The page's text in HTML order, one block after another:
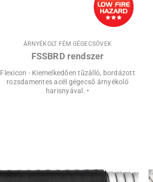
ÁRNYÉKOLT FÉM GÉGECSÖVEK
FSSBRD rendszer
Flexicon - Kiemelkedően tűzálló, bordázott
rozsdamentes acél gégecső árnyékoló
harisnyával. •